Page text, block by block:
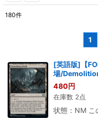
180件
1
[英語版]【
場/
480円
在庫数 2点
状態：NM こ